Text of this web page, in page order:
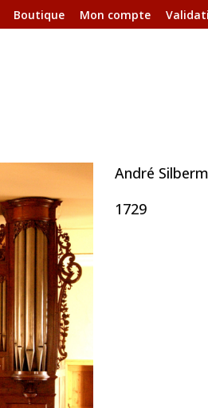
Boutique Mon compte
André
1729